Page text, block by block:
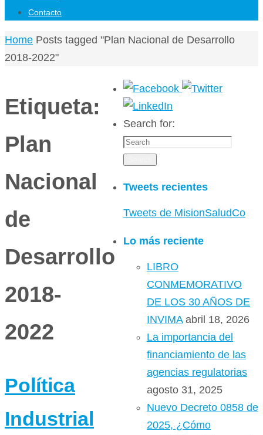
Contacto
Home Posts tagged "Plan Nacional de Desarrollo
2018-2022"
Etiqueta:
Plan
Nacional
de
Desarrollo
2018-
2022
Política
Industrial
Search for:
Tweets recientes
Tweets de MisionSaludCo
Lo más reciente
LIBRO
CONMEMORATIVO
DE LOS 30 AÑOS DE
INVIMA abril 18, 2026
La importancia del
financiamiento de las
agencias regulatorias
agosto 31, 2025
Nuevo Decreto 0858 de
2025, ¿Cómo